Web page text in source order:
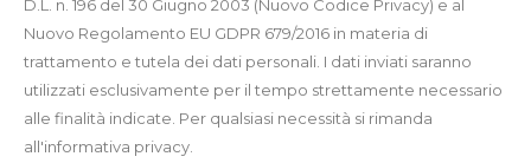
D.L. n. 196 del 30 Giugno 2003 (Nuovo Codice Privacy) e al
Nuovo Regolamento EU GDPR 679/2016 in materia di
trattamento e tutela dei dati personali. I dati inviati saranno
utilizzati esclusivamente per il tempo strettamente necessario
alle finalità indicate. Per qualsiasi necessità si rimanda
all'informativa privacy.